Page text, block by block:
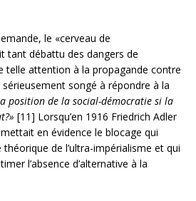
le «cerveau de
tant débattu des dangers de
telle attention à la propagande contre
sérieusement songé à répondre à la
position de la social-démocratie si la
[11] Lorsqu’en 1916 Friedrich Adler
en évidence le blocage qui
de l’ultra-impérialisme et qui
l’absence d’alternative à la